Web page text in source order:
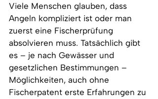
Viele Menschen glauben, dass
Angeln kompliziert ist oder man
zuerst eine Fischerprüfung
absolvieren muss. Tatsächlich gibt
es – je nach Gewässer und
gesetzlichen Bestimmungen –
Möglichkeiten, auch ohne
Fischerpatent erste Erfahrungen zu